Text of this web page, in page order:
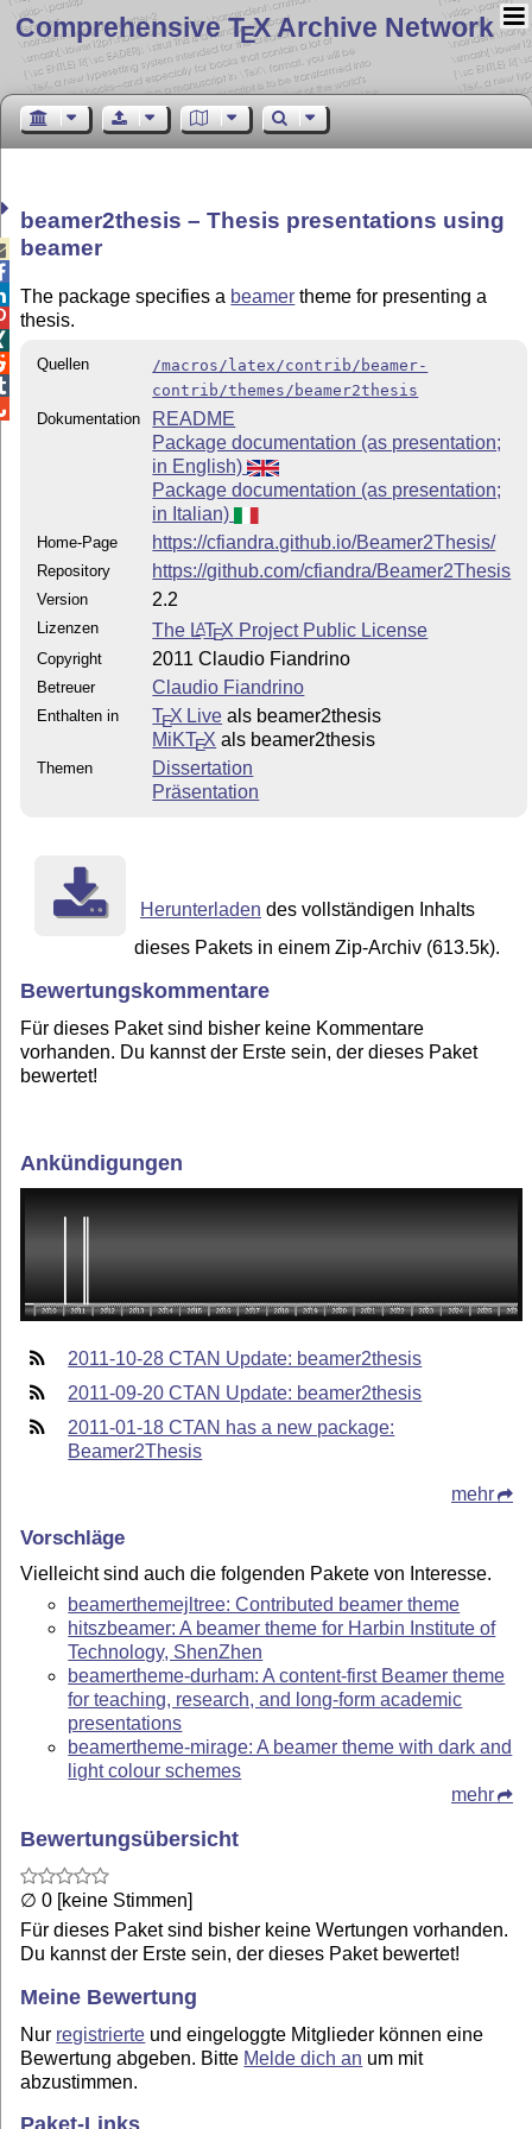
Comprehensive TEX Archive Network
beamer2thesis – Thesis presentations using
beamer
The package specifies a beamer theme for presenting a
thesis.
Quellen
/macros/latex/contrib/beamer-
contrib/themes/beamer2thesis
Dokumentation
README
Package documentation (as presentation;
in English)
Package documentation (as presentation;
in Italian)
Home-Page https://cfiandra.github.io/Beamer2Thesis/
Repository https://github.com/cfiandra/Beamer2Thesis
Version 2.2
Lizenzen The LATEX Project Public License
Copyright 2011 Claudio Fiandrino
Betreuer Claudio Fiandrino
Enthalten in TEX Live als beamer2thesis
MiKTEX als beamer2thesis
Themen
Dissertation
Präsentation
Herunterladen des vollständigen Inhalts
dieses Pakets in einem Zip-Archiv (613.5k).
Bewertungskommentare
Für dieses Paket sind bisher keine Kommentare
vorhanden. Du kannst der Erste sein, der dieses Paket
bewertet!
Ankündigungen
2011-10-28 CTAN Update: beamer2thesis
2011-09-20 CTAN Update: beamer2thesis
2011-01-18 CTAN has a new package:
Beamer2Thesis
mehr
Vorschläge
Vielleicht sind auch die folgenden Pakete von Interesse.
beamerthemejltree: Contributed beamer theme
hitszbeamer: A beamer theme for Harbin Institute of
Technology, ShenZhen
beamertheme-durham: A content-first Beamer theme
for teaching, research, and long-form academic
presentations
beamertheme-mirage: A beamer theme with dark and
light colour schemes
mehr
Bewertungsübersicht
∅ 0 [keine Stimmen]
Für dieses Paket sind bisher keine Wertungen vorhanden.
Du kannst der Erste sein, der dieses Paket bewertet!
Meine Bewertung
Nur registrierte und eingeloggte Mitglieder können eine
Bewertung abgeben. Bitte Melde dich an um mit
abzustimmen.